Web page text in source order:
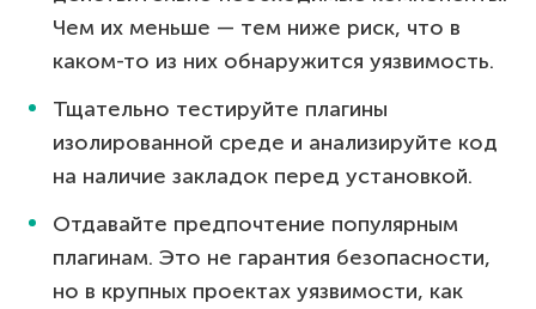
Чем их меньше — тем ниже риск, что в
каком-то из них обнаружится уязвимость.
Тщательно тестируйте плагины
изолированной среде и анализируйте код
на наличие закладок перед установкой.
Отдавайте предпочтение популярным
плагинам. Это не гарантия безопасности,
но в крупных проектах уязвимости, как